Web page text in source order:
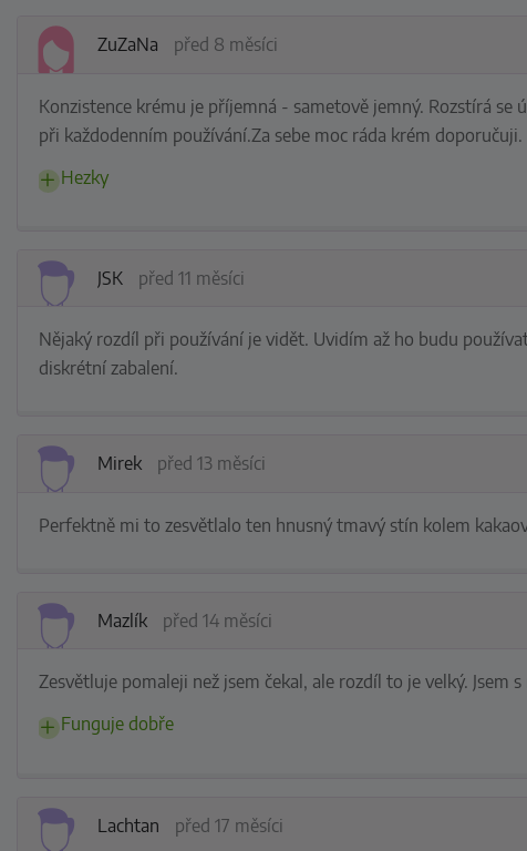
ZuZaNa před 8 měsíci
Konzistence krému je příjemná - sametově jemný. Rozstírá
při každodenním používání.Za sebe moc ráda krém doporučuji.
Hezky
JSK před 11 měsíci
Nějaký rozdíl při používání je vidět. Uvidím až ho budu
diskrétní zabalení.
Mirek před 13 měsíci
Perfektně mi to zesvětlalo ten hnusný tmavý stín kolem
Mazlík před 14 měsíci
Zesvětluje pomaleji než jsem čekal, ale rozdíl to je velký. Jsem
Funguje dobře
Lachtan před 17 měsíci